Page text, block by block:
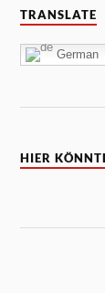
TRANSLATE
German
HIER